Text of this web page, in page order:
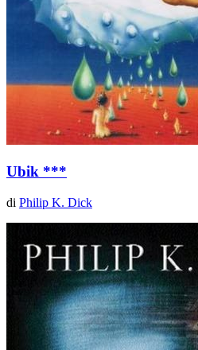
Ubik ***
di Philip K. Dick